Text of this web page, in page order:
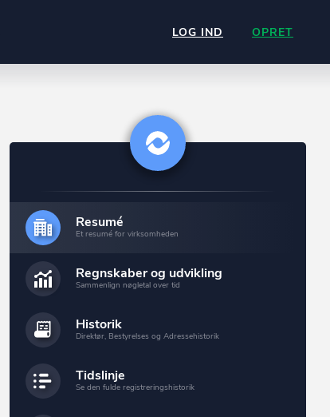
LOG IND OPRET
Resumé
Et resumé for virksomheden
Regnskaber og udvikling
Sammenlign nøgletal over tid
Historik
Direktør, Bestyrelses og Adressehistorik
Tidslinje
Se den fulde registreringshistorik